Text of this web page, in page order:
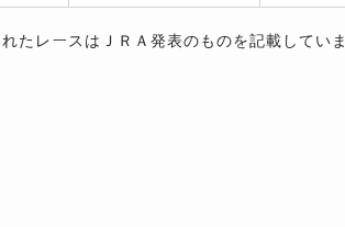
たレースはＪＲＡ発表のものを記載していま